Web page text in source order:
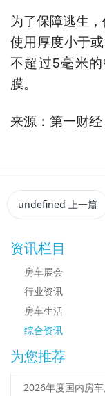
为了保障逃生
使用厚度小于
不超过5毫米
膜。
来源：第一财
undefined 上一篇
资讯栏目
房车展会
行业资讯
房车生活
综合资讯
为您推荐